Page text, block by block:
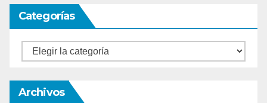
Categorías
Categorías
Archivos